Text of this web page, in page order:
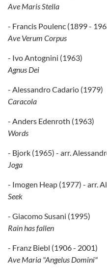
Ave Maris Stella
- Francis Poulenc (1899 -
Ave Verum Corpus
- Ivo Antognini (1963)
Agnus Dei
- Alessandro Cadario (1979)
Caracola
- Anders Edenroth (1963)
Words
- Bjork (1965) - arr.
Joga
- Imogen Heap (1977) - arr.
Seek
- Giacomo Susani (1995)
Rain has fallen
- Franz Biebl (1906 - 2001)
Ave Maria "Angelus Domini"